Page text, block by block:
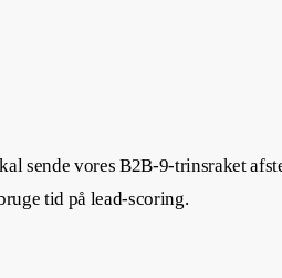
sende vores B2B-9-trinsraket
tid på lead-scoring.